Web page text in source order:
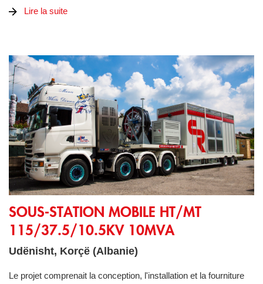
Lire la suite
SOUS-STATION MOBILE HT/MT
115/37.5/10.5KV 10MVA
Udënisht, Korçë (Albanie)
Le projet comprenait la conception, l'installation et la fourniture